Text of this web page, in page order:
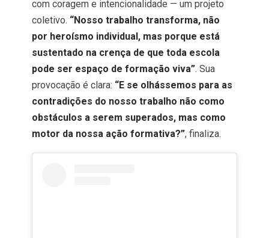
com coragem e intencionalidade — um projeto
coletivo. “Nosso trabalho transforma, não
por heroísmo individual, mas porque está
sustentado na crença de que toda escola
pode ser espaço de formação viva”. Sua
provocação é clara: “E se olhássemos para as
contradições do nosso trabalho não como
obstáculos a serem superados, mas como
motor da nossa ação formativa?”, finaliza.